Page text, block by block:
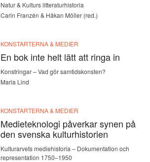
Natur & Kulturs litteraturhistoria
Carin Franzén & Håkan Möller (red.)
KONSTARTERNA & MEDIER
En bok inte helt lätt att ringa in
Konstringar – Vad gör samtidskonsten?
Maria Lind
KONSTARTERNA & MEDIER
Medieteknologi påverkar synen på
den svenska kulturhistorien
Kulturarvets mediehistoria – Dokumentation och
representation 1750–1950